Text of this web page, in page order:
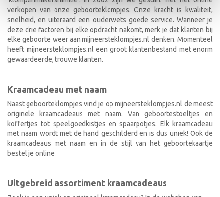
verkopen van onze geboorteklompjes. Onze kracht is kwaliteit,
snelheid, en uiteraard een ouderwets goede service. Wanneer je
deze drie factoren bij elke opdracht nakomt, merk je dat klanten bij
elke geboorte weer aan mijneersteklompjes.nl denken. Momenteel
heeft mijneersteklompjes.nl een groot klantenbestand met enorm
gewaardeerde, trouwe klanten.
Kraamcadeau met naam
Naast geboorteklompjes vind je op mijneersteklompjes.nl de meest
originele kraamcadeaus met naam. Van geboortestoeltjes en
koffertjes tot speelgoedkistjes en spaarpotjes. Elk kraamcadeau
met naam wordt met de hand geschilderd en is dus uniek! Ook de
kraamcadeaus met naam en in de stijl van het geboortekaartje
bestel je online.
Uitgebreid assortiment kraamcadeaus